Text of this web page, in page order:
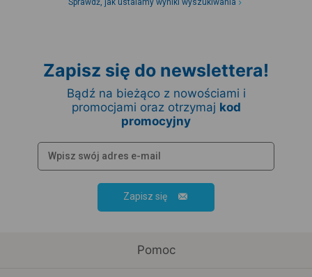
Zapisz się do newslettera!
Bądź na bieżąco z nowościami i
promocjami oraz otrzymaj kod
promocyjny
Zapisz się
Pomoc